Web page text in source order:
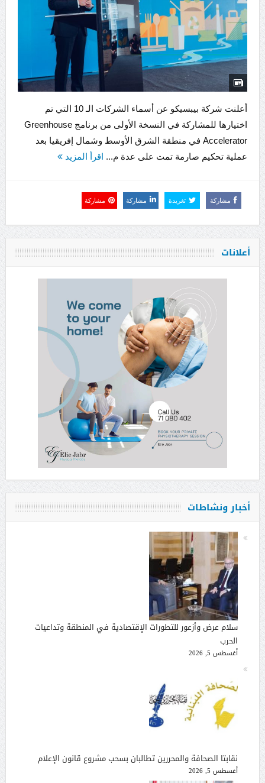
أعلنت شركة بيبسيكو عن أسماء الشركات الـ 10 التي تم
اختيارها للمشاركة في النسخة الأولى من برنامج Greenhouse
Accelerator في منطقة الشرق الأوسط وشمال إفريقيا بعد
عملية تحكيم صارمة تمت على عدة م... اقرأ المزيد
مشاركة تغريدة مشاركة مشاركة
أعلانات
أخبار ونشاطات
سلام عرض وأزعور للتطورات الإقتصادية في المنطقة وتداعيات
الحرب
أغسطس 5, 2026
نقابتا الصحافة والمحررين تطالبان بسحب مشروع قانون الإعلام
أغسطس 5, 2026